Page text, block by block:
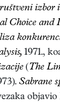
izbor
Choice and
1971.,
(The
Sabrane
objavio